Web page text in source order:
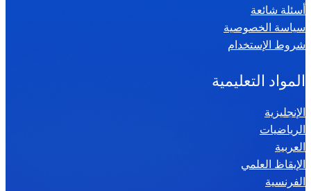
أسئلة شائعة
سياسة الخصوصية
شروط الإستخدام
المواد التعليمية
الإنجليزية
الرياضيات
العربية
الإيقاظ العلمي
الفرنسية